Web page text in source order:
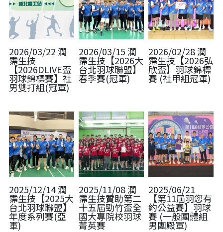
2026/03/22 潤
霈生技
【2026DLIVE盃
羽球錦標賽】社
男雙打組(冠軍)
2026/03/15 潤
霈生技【2026大
台北羽球聯盟】
春季賽(冠軍)
2026/02/28 潤
霈生技【2026弘
欣盃】羽球錦標
賽 (社甲組冠軍)
2025/12/14 潤
霈生技【2025大
台北羽球聯盟】
年度系列賽(亞
軍)
2025/11/08 潤
霈生技贊助第二
十五屆勁竹盃全
國大專院校羽球
菁英賽
2025/06/21
【第11屆羽您有
約公益賽】羽球
賽 (一般團體組
男團殿軍)